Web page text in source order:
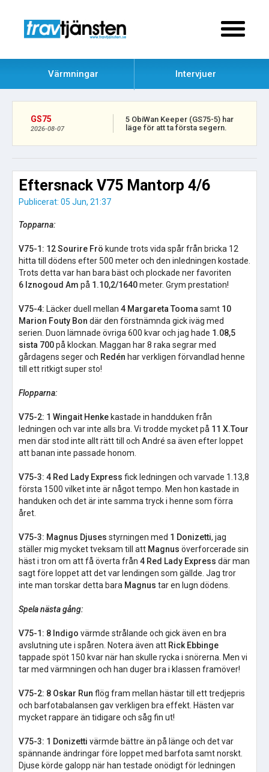
Värmningar Intervjuer
GS75
2026-08-07
5 ObiWan Keeper (GS75-5) har
läge för att ta första segern.
Eftersnack V75 Mantorp 4/6
Publicerat: 05 Jun, 21:37
Topparna:
V75-1: 12 Sourire Frö kunde trots vida spår från bricka 12
hitta till dödens efter 500 meter och den inledningen kostade.
Trots detta var han bara bäst och plockade ner favoriten
6 Iznogoud Am på 1.10,2/1640meter. Grym prestation!
V75-4: Läcker duell mellan 4 Margareta Tooma samt 10
Marion Fouty Bon där den förstnämnda gick iväg med
serien. Duon lämnade övriga 600 kvar och jag hade 1.08,5
sista 700på klockan. Maggan har 8 raka segrar med
gårdagens seger och Redén har verkligen förvandlad henne
till ett ritkigt super sto!
Flopparna:
V75-2: 1 Wingait Henke kastade in handduken från
ledningen och var inte alls bra. Vi trodde mycket på 11 X.Tour
men där stod inte allt rätt till och André sa även efter loppet
att banan inte passade honom.
V75-3: 4 Red Lady Express fick ledningen och varvade 1.13,8
första 1500 vilket inte är något tempo. Men hon kastade in
handuken och det är inte samma tryck i henne som förra
året.
V75-3: Magnus Djuses styrningen med 1 Donizetti, jag
ställer mig mycket tveksam till att Magnus överforcerade sin
häst i tron om att få överta från 4 Red Lady Express där man
sagt före loppet att det var lendingen som gällde. Jag tror
inte man torskar detta bara Magnus tar en lugn dödens.
Spela nästa gång:
V75-1: 8 Indigo värmde strålande och gick även en bra
avslutning ute i spåren. Notera även att Rick Ebbinge
tappade spöt 150 kvar när han skulle rycka i snörerna. Men vi
tar med värmningen och han duger bra i klassen framöver!
V75-2: 8 Oskar Run flög fram mellan hästar till ett tredjepris
och barfotabalansen gav verkligen bra effekt. Hästen var
mycket rappare än tidigare och såg fin ut!
V75-3: 1 Donizetti värmde bättre än på länge och det var
spännande ändringar före loppet med barfota samt norskt.
Djuse körde galopp när han testade onödigt för ledningen